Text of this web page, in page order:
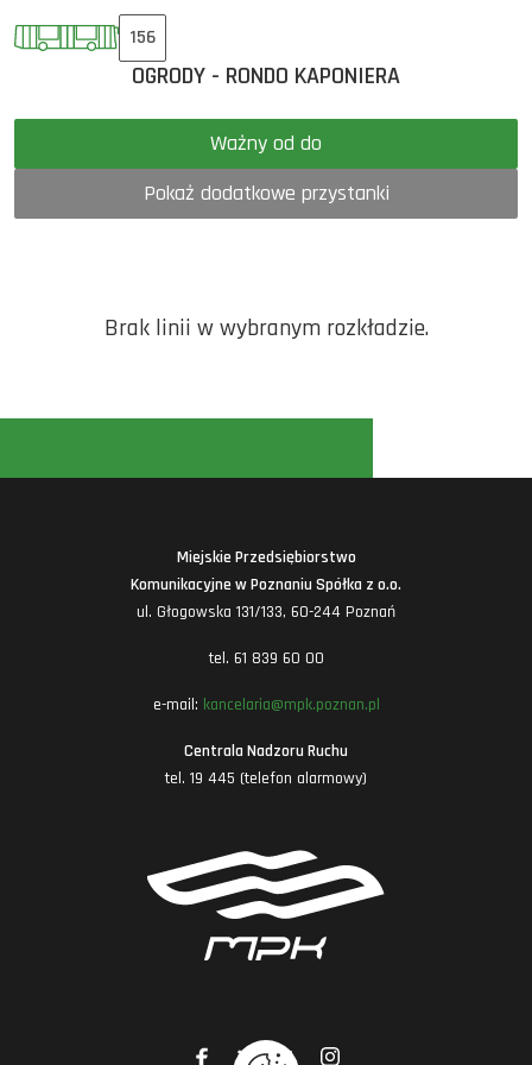
156
OGRODY - RONDO KAPONIERA
Ważny od do
Pokaż dodatkowe przystanki
Brak linii w wybranym rozkładzie.
Miejskie Przedsiębiorstwo
Komunikacyjne w Poznaniu Spółka z o.o.
ul. Głogowska 131/133, 60-244 Poznań
tel. 61 839 60 00
e-mail: kancelaria@mpk.poznan.pl
Centrala Nadzoru Ruchu
tel. 19 445 (telefon alarmowy)